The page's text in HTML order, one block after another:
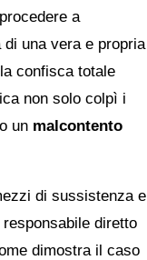
a
una vera e propria
confisca totale
non solo colpì i
un malcontento
di sussistenza e
diretto
dimostra il caso